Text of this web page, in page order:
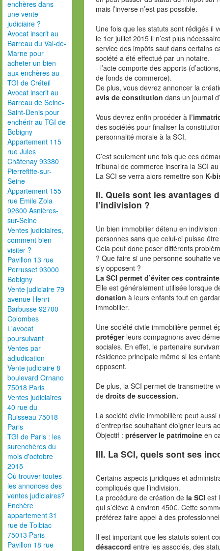
enchères dans
une vente
judiciaire ?
Avocat inscrit au
Barreau du Val-de-
Marne pour
acheter un bien
aux enchères au
TGI de Créteil
Avocat inscrit au
Barreau de Seine-
Saint-Denis pour
enchérir au TGI de
Bobigny
Appartement 115
rue Jules
Châtenay 93380
Pierrefitte-sur-
Seine
Appartement 155
rue Emile Zola
92600 Asnières-
sur-Seine
Ventes judiciaires,
comment bien
visiter ?
Pavillon 13 rue
Perrusset 93000
Bobigny
Vente judiciaire 79
avenue Henri
Barbusse 92700
Colombes
L'avocat
poursuivant
Ventes par
adjudication
Vente judiciaire 8
boulevard Ornano
75018 Paris
Ventes judiciaires
40 rue du
Ruisseau 75018
Paris
TGI de Paris : les
surenchères du
mois d'octobre
2015
Où trouver toutes
les annonces des
ventes judiciaires?
Enchère
appartement 31
rue de Tolbiac
75013 Paris
Pavillon 18 rue
mais l’inverse n’est pas possible.
Une fois que les statuts sont rédigés il
le 1er juillet 2015 il n’est plus
service des impôts sauf dans certains
société a été effectué par un notaire.
- l’acte comporte des apports
de fonds de commerce).
De plus, vous devrez annoncer la
avis de constitution dans un journal
Vous devrez enfin procéder à
des sociétés pour finaliser la
personnalité morale à la SCI.
C’est seulement une fois que ces
tribunal de commerce inscrira la SCI
La SCI se verra alors remettre son K-
II. Quels sont les avantages
l’indivision ?
Un bien immobilier détenu en
personnes sans que celui-ci puisse
Cela peut donc poser différents
? Que faire si une personne souhaite
s’y opposent ?
La SCI permet d’éviter ces
Elle est généralement utilisée lorsque
donation à leurs enfants tout en
immobilier.
Une société civile immobilière permet
protégerleurs compagnons avec
sociales. En effet, le partenaire
résidence principale même si les
opposent.
De plus, la SCI permet de transmettre
de droits de succession.
La société civile immobilière peut
d’entreprise souhaitant éloigner leurs
Objectif : préserver le patrimoineen
III. La SCI, quels sont ses
Certains aspects juridiques et
compliqués que l’indivision.
La procédure de création de la SCI est
qui s’élève à environ 450€. Cette
préférez faire appel à des
Il est important que les statuts soient
désaccord entre les associés, des